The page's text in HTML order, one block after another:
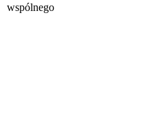
wspólnego